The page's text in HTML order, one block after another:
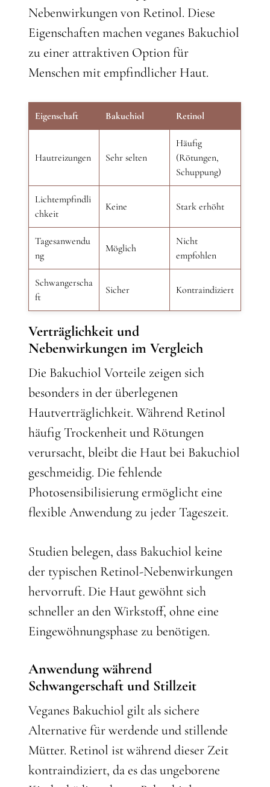
Nebenwirkungen von Retinol. Diese
Eigenschaften machen veganes Bakuchiol
zu einer attraktiven Option für
Menschen mit empfindlicher Haut.
Eigenschaft Bakuchiol Retinol
Hautreizungen Sehr selten
Häufig
(Rötungen,
Schuppung)
Lichtempfindli
chkeit
Keine Stark erhöht
Tagesanwendu
ng
Möglich
Nicht
empfohlen
Schwangerscha
ft
Sicher Kontraindiziert
Verträglichkeit und
Nebenwirkungen im Vergleich
Die Bakuchiol Vorteile zeigen sich
besonders in der überlegenen
Hautverträglichkeit. Während Retinol
häufig Trockenheit und Rötungen
verursacht, bleibt die Haut bei Bakuchiol
geschmeidig. Die fehlende
Photosensibilisierung ermöglicht eine
flexible Anwendung zu jeder Tageszeit.
Studien belegen, dass Bakuchiol keine
der typischen Retinol-Nebenwirkungen
hervorruft. Die Haut gewöhnt sich
schneller an den Wirkstoff, ohne eine
Eingewöhnungsphase zu benötigen.
Anwendung während
Schwangerschaft und Stillzeit
Veganes Bakuchiol gilt als sichere
Alternative für werdende und stillende
Mütter. Retinol ist während dieser Zeit
kontraindiziert, da es das ungeborene